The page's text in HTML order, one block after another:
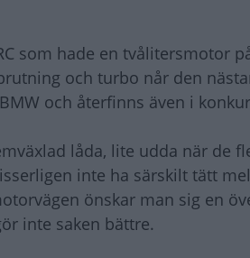
som hade en tvålitersmotor
och turbo når den
och återfinns även i
låda, lite udda när de
inte ha särskilt tätt
önskar man sig en
inte saken bättre.